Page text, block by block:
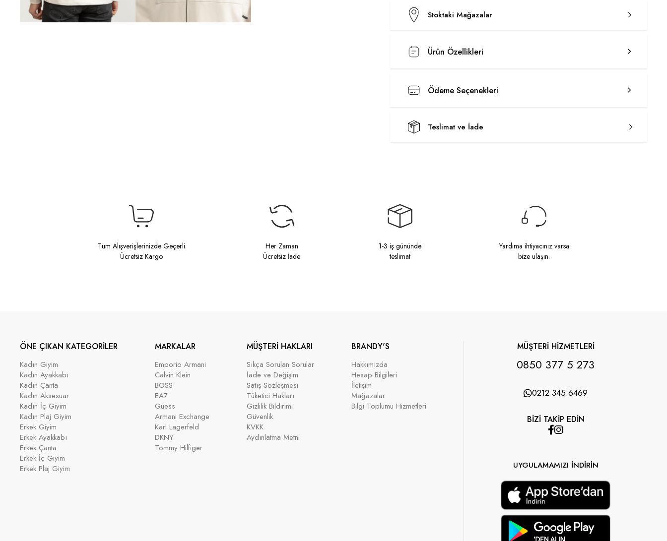
Stoktaki Mağazalar
Ürün Özellikleri
Ödeme Seçenekleri
Teslimat ve İade
Tüm Alışverişlerinizde Geçerli
Ücretsiz Kargo
Her Zaman
Ücretsiz İade
1-3 iş gününde
teslimat
Yardıma ihtiyacınız varsa
bize ulaşın.
ÖNE ÇIKAN KATEGORİLER
Kadın Giyim
Kadın Ayakkabı
Kadın Çanta
Kadın Aksesuar
Kadın İç Giyim
Kadın Plaj Giyim
Erkek Giyim
Erkek Ayakkabı
Erkek Çanta
Erkek İç Giyim
Erkek Plaj Giyim
MARKALAR
Emporio Armani
Calvin Klein
BOSS
EA7
Guess
Armani Exchange
Karl Lagerfeld
DKNY
Tommy Hilfiger
MÜŞTERİ HAKLARI
Sıkça Sorulan Sorular
İade ve Değişim
Satış Sözleşmesi
Tüketici Hakları
Gizlilik Bildirimi
Güvenlik
KVKK
Aydınlatma Metni
BRANDY'S
Hakkımızda
Hesap Bilgileri
İletişim
Mağazalar
Bilgi Toplumu Hizmetleri
MÜŞTERİ HİZMETLERİ
0850 377 5 273
0212 345 6469
BİZİ TAKİP EDİN
UYGULAMAMIZI İNDİRİN